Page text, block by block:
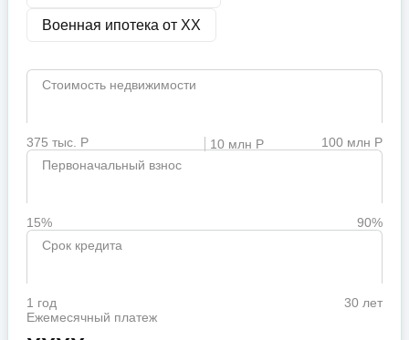
Военная ипотека от XX
Стоимость недвижимости
375 тыс. Р 10 млн Р
100 млн Р
Первоначальный взнос
15%
90%
Срок кредита
1 год
30 лет
Ежемесячный платеж